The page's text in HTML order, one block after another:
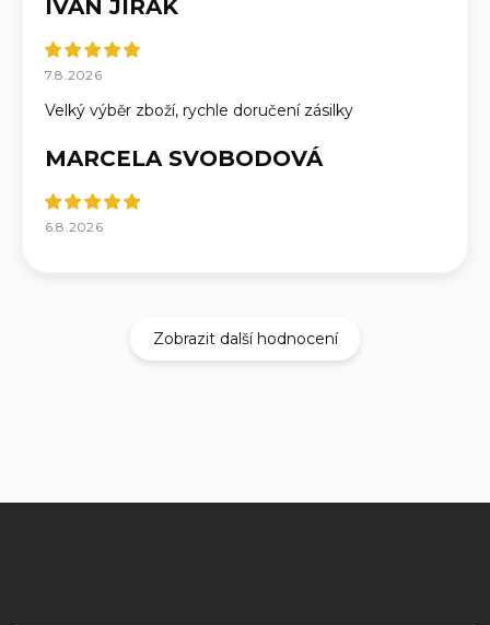
IVAN JIRÁK
7.8.2026
Velký výběr zboží, rychle doručení zásilky
MARCELA SVOBODOVÁ
6.8.2026
Zobrazit další hodnocení